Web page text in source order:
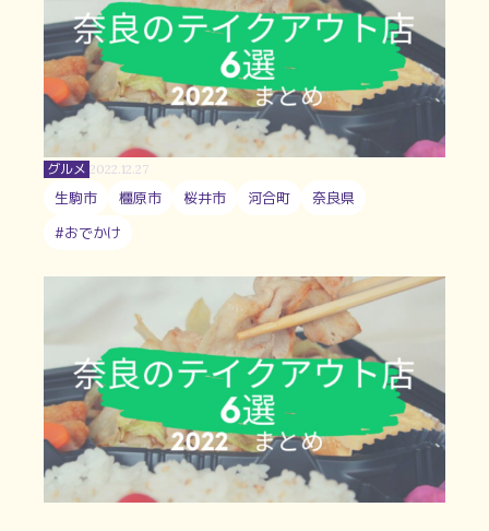
グルメ 2022.12.27
生駒市 橿原市 桜井市 河合町
奈良県
#おでかけ